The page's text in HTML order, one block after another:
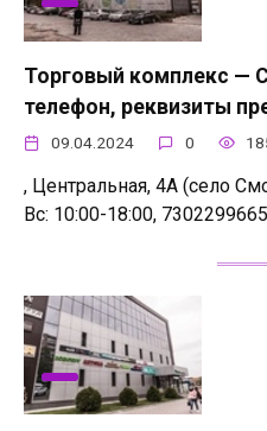
Торговый комплекс —
телефон, реквизиты
09.04.2024 0
, Центральная, 4А (село
Вс: 10:00-18:00,